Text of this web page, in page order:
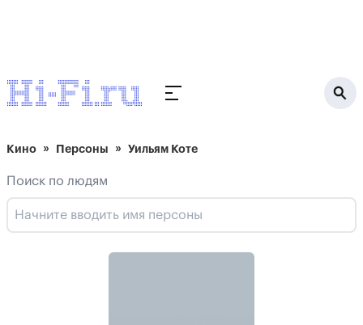
Кино Персоны Уильям Коте
Поиск по людям